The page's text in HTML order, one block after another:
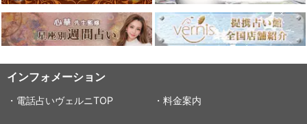
インフォメーション
・電話占いヴェルニTOP ・料金案内